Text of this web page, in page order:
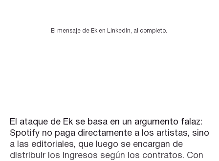
El mensaje de Ek en LinkedIn, al completo.
El ataque de Ek se basa en un argumento falaz:
Spotify no paga directamente a los artistas, sino
a las editoriales, que luego se encargan de
distribuir los ingresos según los contratos. Con